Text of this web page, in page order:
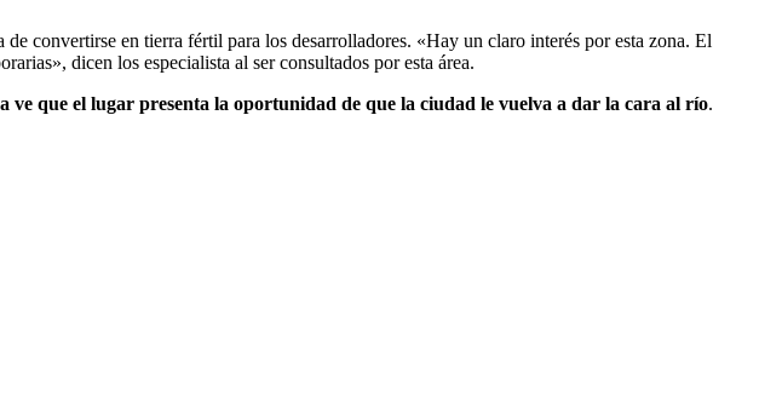
de convertirse en tierra fértil para los desarrolladores. «Hay un claro interés por esta zona. El
dicen los especialista al ser consultados por esta área.
ve que el lugar presenta la oportunidad de que la ciudad le vuelva a dar la cara al río.